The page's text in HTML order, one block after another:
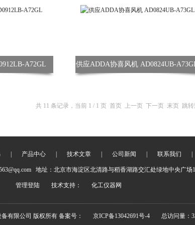
A72GL 供应ADDA协喜风机 AD0824UB-
共 11 条记录，当前 1 / 1 页 首页 上一页 下一页 末页 跳转
产品中心 技术文章 公司新闻 联系我们
地址：北京市海淀区北清路与稻香湖路交汇处绿地中央广场
管理登陆 技术支持： 化工仪器网
有限公司 版权所有 备案号： 京ICP备13042691号-4 总访问量：